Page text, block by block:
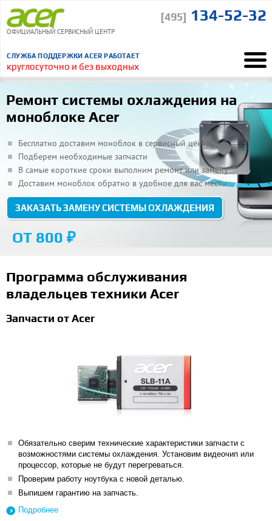
ОФИЦИАЛЬНЫЙ СЕРВИСНЫЙ ЦЕНТР
СЛУЖБА ПОДДЕРЖКИ ACER РАБОТАЕТ
круглосуточно и без выходных
[495] 134-52-32
“Понравилось, что курьер сам отвез и привез ноутбук
ВСЕ ОТЗЫВЫ
Ремонт системы охлаждения на
моноблоке Acer
Бесплатно доставим моноблок в сервисный центр
Подберем необходимые запчасти
В самые короткие сроки выполним ремонт или замену
Доставим моноблок обратно в удобное для вас место
ЗАКАЗАТЬ ЗАМЕНУ СИСТЕМЫ ОХЛАЖДЕНИЯ
ОТ 800 ₽
Программа обслуживания
владельцев техники Acer
Запчасти от Acer
Обязательно сверим технические характеристики запчасти с
возможностями системы охлаждения. Установим видеочип или
процессор, которые не будут перегреваться.
Проверим работу ноутбука с новой деталью.
Выпишем гарантию на запчасть.
Подробнее